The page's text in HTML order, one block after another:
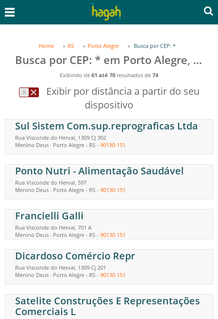
Home RS Porto Alegre Busca por CEP: *
Busca por CEP: * em Porto Alegre, RS
Exibindo de 61 até 70 resultados de 74
Exibir por distância a partir do seu
dispositivo
Sul Sistem Com.sup.reprograficas Ltda
Rua Visconde do Herval, 1309 CJ 302
Menino Deus - Porto Alegre - RS - 90130-151
Ponto Nutri - Alimentação Saudável
Rua Visconde do Herval, 597
Menino Deus - Porto Alegre - RS - 90130-151
Francielli Galli
Rua Visconde do Herval, 701 A
Menino Deus - Porto Alegre - RS - 90130-151
Dicardoso Comércio Repr
Rua Visconde do Herval, 1309 Cj 201
Menino Deus - Porto Alegre - RS - 90130-151
Satelite Construções E Representações
Comerciais L